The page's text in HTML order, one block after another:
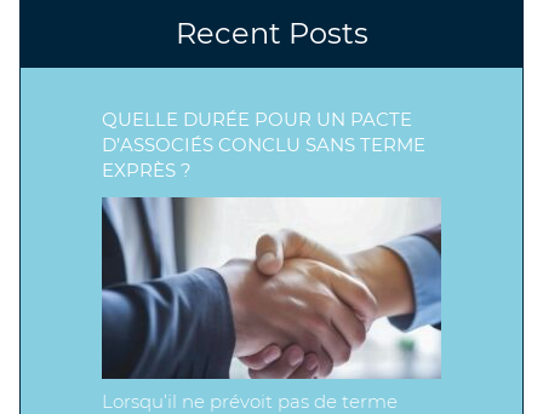
Recent Posts
QUELLE DURÉE POUR UN PACTE
D’ASSOCIÉS CONCLU SANS TERME
EXPRÈS ?
Lorsqu’il ne prévoit pas de terme